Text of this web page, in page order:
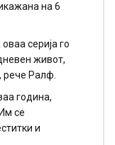
на 6
серија го
живот,
рече Ралф.
година,
се
и